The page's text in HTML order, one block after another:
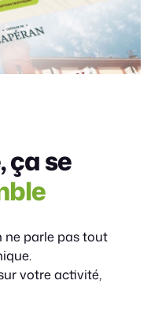
ça se
ne parle pas tout
votre activité,